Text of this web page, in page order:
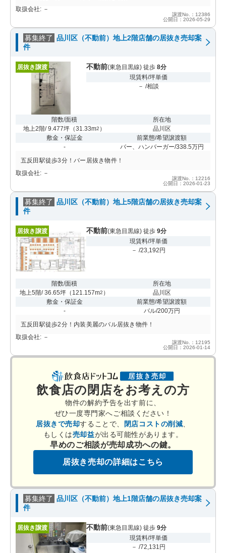
取扱会社: －
譲渡No.：12386
公開日：2026-05-29
募集終了 品川区（不動前）地上2階店舗の居抜き売却案
件
居抜き譲渡 不動前(東急目黒線) 徒歩 8分
現賃料/坪単価
－ /相談
階数/面積
地上2階/ 9.477坪 （31.33m2 ）
所在地
品川区
敷金・保証金
-
前業態/希望譲渡額
バー、ハンバーガー/338.5万円
五反田駅徒歩3分！バー居抜き物件！
取扱会社: －
譲渡No.：12216
公開日：2026-01-23
募集終了 品川区（不動前）地上5階店舗の居抜き売却案
件
居抜き譲渡 不動前(東急目黒線) 徒歩 9分
現賃料/坪単価
－ /23,192円
階数/面積
地上5階/ 36.65坪 （ 121.157m2 ）
所在地
品川区
敷金・保証金
-
前業態/希望譲渡額
バル/200万円
五反田駅徒歩2分！内装美麗のバル居抜き物件！
取扱会社: －
譲渡No.：12195
公開日：2026-01-14
飲食店の閉店をお考えの方
物件の解約予告を出す前に、
ぜひ一度専門家へご相談ください！
居抜きで売却することで、 閉店コストの削減
もしくは売却益が出る可能性があります。
早めのご相談が売却成功への鍵。
居抜き売却の詳細はこちら
募集終了 品川区（不動前）地上1階店舗の居抜き売却案
件
居抜き譲渡 不動前(東急目黒線) 徒歩 9分
現賃料/坪単価
－ /72,131円